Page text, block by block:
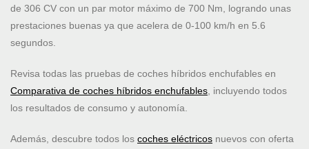
de 306 CV con un par motor máximo de 700 Nm, logrando unas
prestaciones buenas ya que acelera de 0-100 km/h en 5.6
segundos.
Revisa todas las pruebas de coches híbridos enchufables en
Comparativa de coches híbridos enchufables , incluyendo todos
los resultados de consumo y autonomía.
Además, descubre todos los coches eléctricos nuevos con oferta